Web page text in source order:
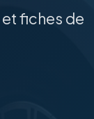
fiches de